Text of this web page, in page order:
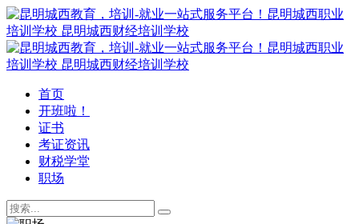
首页
开班啦！
证书
考证资讯
财税学堂
职场